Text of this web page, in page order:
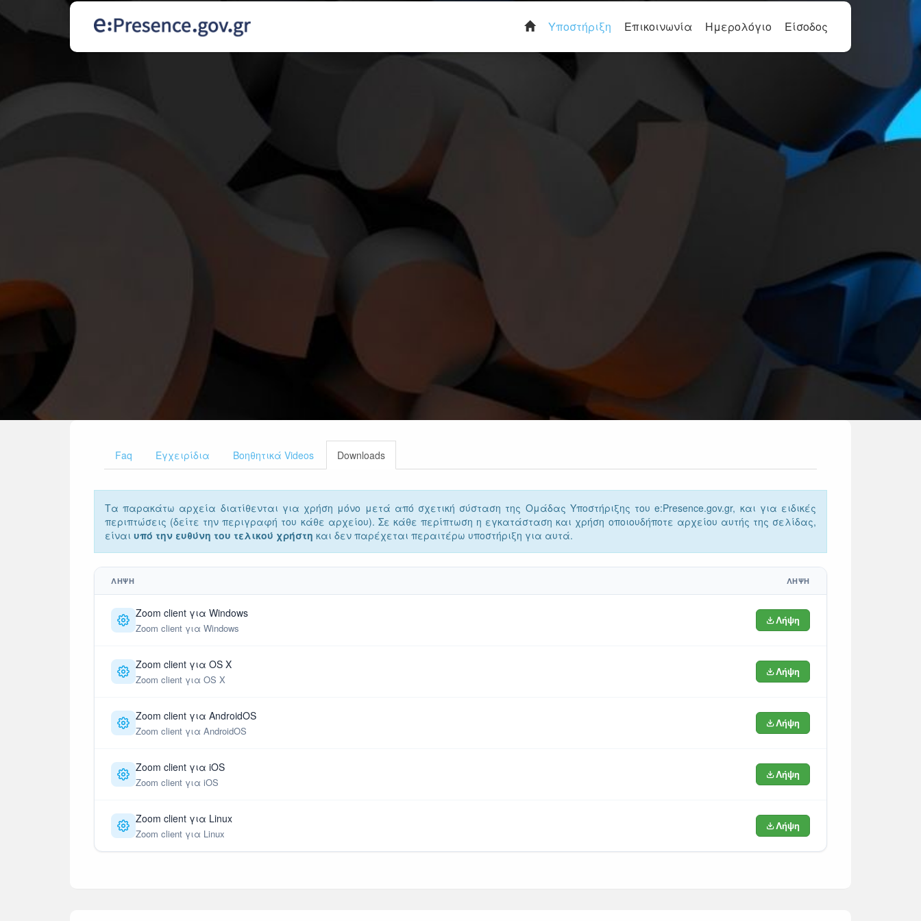
Υποστήριξη Επικοινωνία Ημερολόγιο Είσοδος
Faq Εγχειρίδια Βοηθητικά Videos Downloads
Τα παρακάτω αρχεία διατίθενται για χρήση μόνο μετά από σχετική σύσταση της Ομάδας Υποστήριξης του e:Presence.gov.gr, και για ειδικές
περιπτώσεις (δείτε την περιγραφή του κάθε αρχείου). Σε κάθε περίπτωση η εγκατάσταση και χρήση οποιουδήποτε αρχείου αυτής της σελίδας,
είναι υπό την ευθύνη του τελικού χρήστη και δεν παρέχεται περαιτέρω υποστήριξη για αυτά.
ΛΗΨΗ ΛΗΨΗ
Zoom client για Windows
Zoom client για Windows
Λήψη
Zoom client για OS X
Zoom client για OS X
Λήψη
Zoom client για AndroidOS
Zoom client για AndroidOS
Λήψη
Zoom client για iOS
Zoom client για iOS
Λήψη
Zoom client για Linux
Zoom client για Linux
Λήψη